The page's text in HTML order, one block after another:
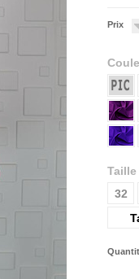
Prix
Taille
32